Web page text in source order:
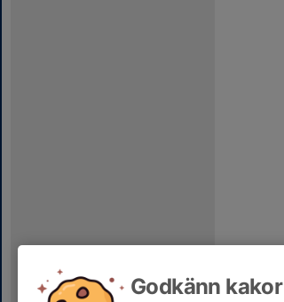
Godkänn kakor